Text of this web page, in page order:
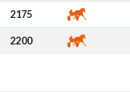
2175
2200